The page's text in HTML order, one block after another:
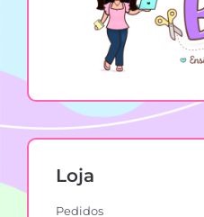
Loja
Pedidos